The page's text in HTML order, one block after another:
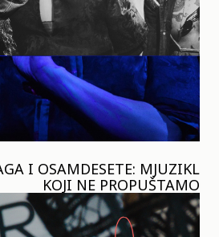
I OSAMDESETE: MJUZIKL
KOJI NE PROPUŠTAMO